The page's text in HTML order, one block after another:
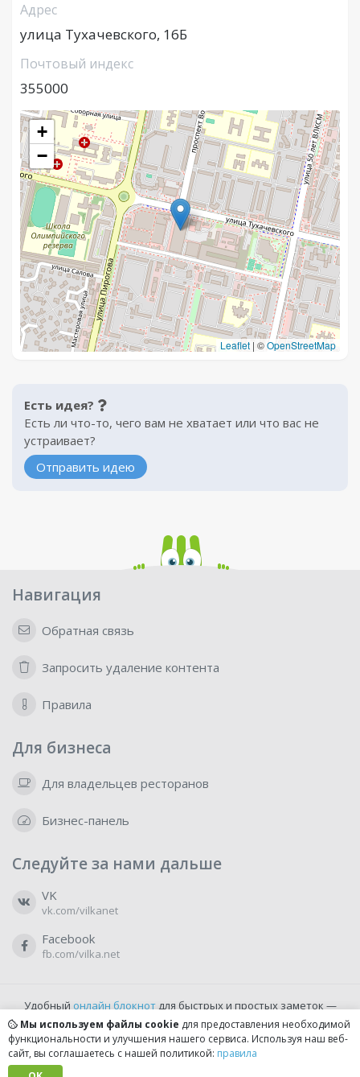
Адрес
улица Тухачевского, 16Б
Почтовый индекс
355000
+
−
Leaflet | ©OpenStreetMap
Есть идея?
Есть ли что-то, чего вам не хватает или что вас не
устраивает?
Отправить идею
Навигация
Обратная связь
Запросить удаление контента
Правила
Для бизнеса
Для владельцев ресторанов
Бизнес-панель
Следуйте за нами дальше
VK
vk.com/vilkanet
Facebook
fb.com/vilka.net
Удобный онлайн блокнотдля быстрых и простых заметок —
бесплатно и доступно прямо из браузера.
Мы используем файлы cookie для предоставления необходимой
функциональности и улучшения нашего сервиса. Используя наш веб-
сайт, вы соглашаетесь с нашей политикой: правила